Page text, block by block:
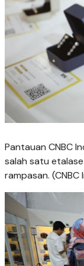
Pantauan CNBC
salah satu
rampasan. (CNBC